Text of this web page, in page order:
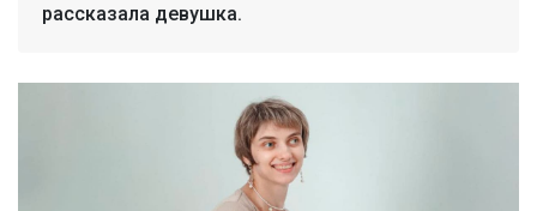
рассказала девушка.